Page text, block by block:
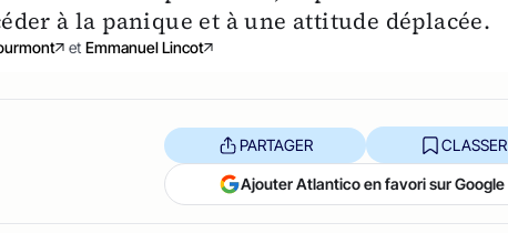
à la panique et à une attitude déplacée.
et Emmanuel Lincot
PARTAGER CLASSER
Ajouter Atlantico en favori sur Google